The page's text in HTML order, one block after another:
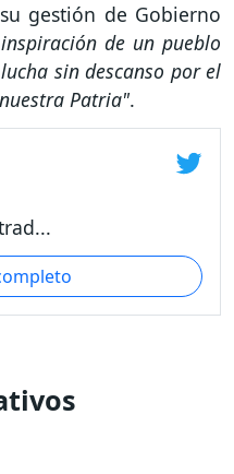
su gestión de Gobierno
de un pueblo
sin descanso por el
Patria".